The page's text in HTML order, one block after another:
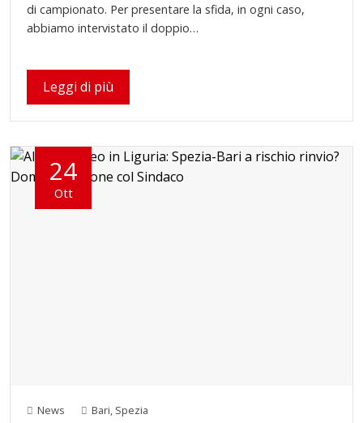
di campionato. Per presentare la sfida, in ogni caso,
abbiamo intervistato il doppio…
Leggi di più
24
Ott
News Bari, Spezia